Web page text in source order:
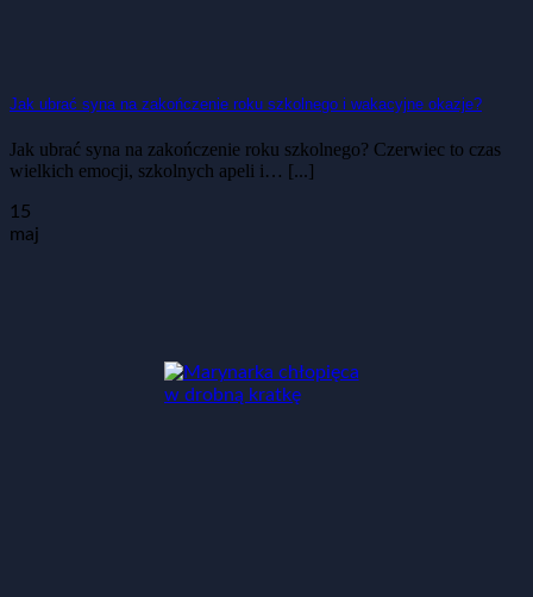
Jak ubrać syna na zakończenie roku szkolnego i wakacyjne okazje?
Jak ubrać syna na zakończenie roku szkolnego? Czerwiec to czas
wielkich emocji, szkolnych apeli i… [...]
15
maj